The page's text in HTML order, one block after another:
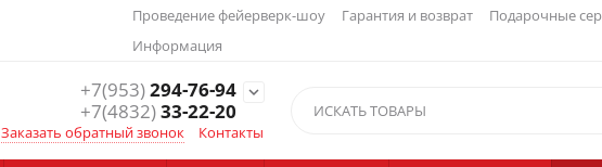
Проведение фейерверк-шоу Гарантия и возврат
Подарочные
Информация
+7(953)294-76-94
+7(4832)33-22-20
expand_more
Заказать обратный звонок Контакты